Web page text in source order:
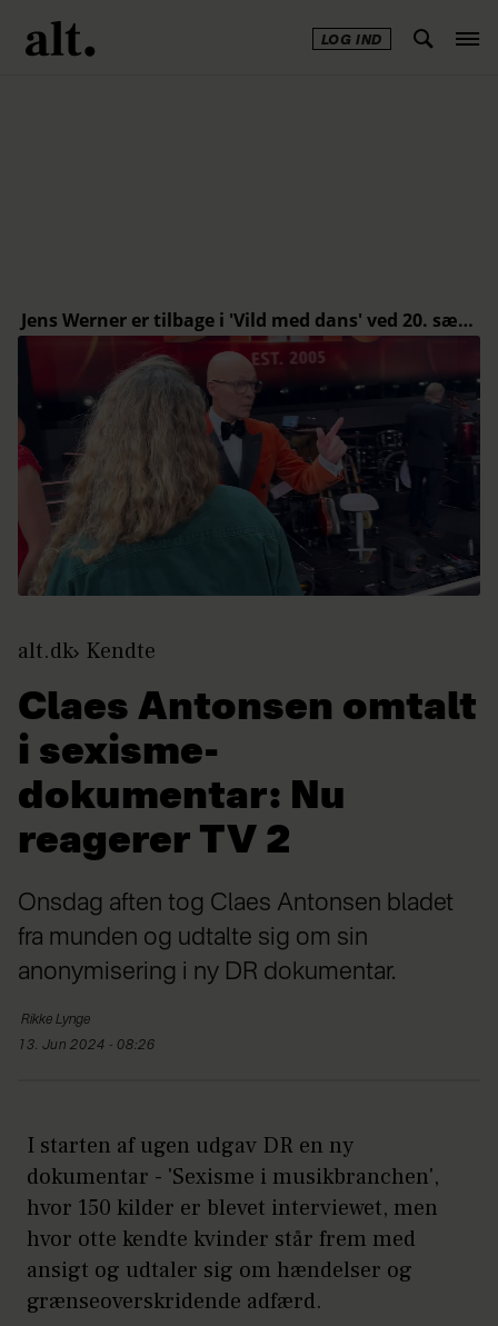
LOG IND
alt.dk Kendte
Claes Antonsen omtalt
i sexisme-
dokumentar: Nu
reagerer TV 2
Onsdag aften tog Claes Antonsen bladet
fra munden og udtalte sig om sin
anonymisering i ny DR dokumentar.
Rikke Lynge
13. Jun 2024 - 08:26
I starten af ugen udgav DR en ny
dokumentar - 'Sexisme i musikbranchen',
hvor 150 kilder er blevet interviewet, men
hvor otte kendte kvinder står frem med
ansigt og udtaler sig om hændelser og
grænseoverskridende adfærd.